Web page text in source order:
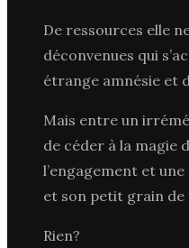
De ressources elle
déconvenues qui
étrange amnésie et
Mais entre un
de céder à la magie
l’engagement et
et son petit grain de
Rien?